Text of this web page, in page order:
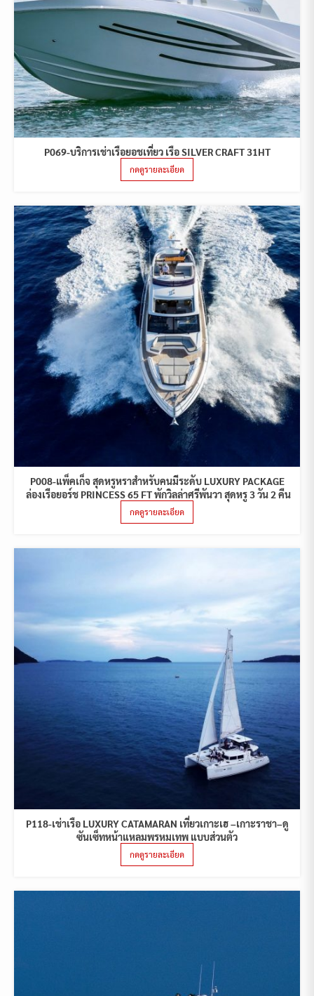
P069-บริการเช่าเรือยอชเที่ยว เรือ SILVER CRAFT 31HT
กดดูรายละเอียด
P008-แพ็คเก็จ สุดหรูหราสำหรับคนมีระดับ LUXURY PACKAGE
ล่องเรือยอร์ช PRINCESS 65 FT พักวิลล่าศรีพันวา สุดหรู 3 วัน 2 คืน
กดดูรายละเอียด
P118-เช่าเรือ LUXURY CATAMARAN เที่ยวเกาะเฮ –เกาะราชา–ดู
ซันเซ็ทหน้าแหลมพรหมเทพ แบบส่วนตัว
กดดูรายละเอียด